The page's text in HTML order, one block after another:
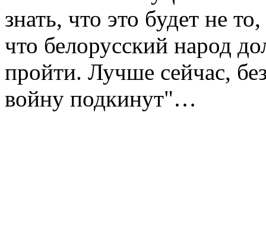
знать, что это будет не
что белорусский народ
пройти. Лучше сейчас,
войну подкинут"…